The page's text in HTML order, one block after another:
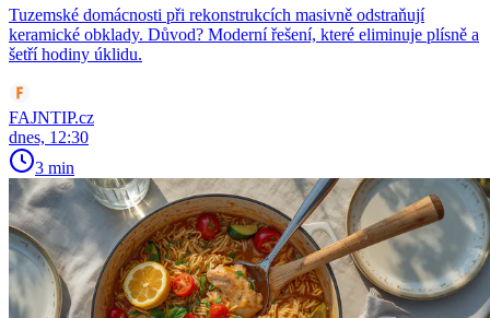
Tuzemské domácnosti při rekonstrukcích masivně odstraňují
keramické obklady. Důvod? Moderní řešení, které eliminuje plísně a
šetří hodiny úklidu.
FAJNTIP.cz
dnes, 12:30
3 min